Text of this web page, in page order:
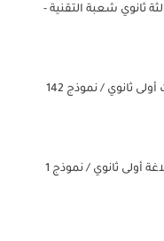
ثانوي شعبة التقنية -